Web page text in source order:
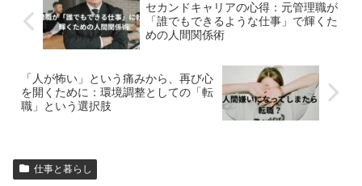
セカンドキャリアの心得：元管理職が
「誰でもできるような仕事」で輝くた
めの人間関係術
「人が怖い」という痛みから、再び心
を開くために：環境調整としての「転
職」という選択肢
仕事と暮らし